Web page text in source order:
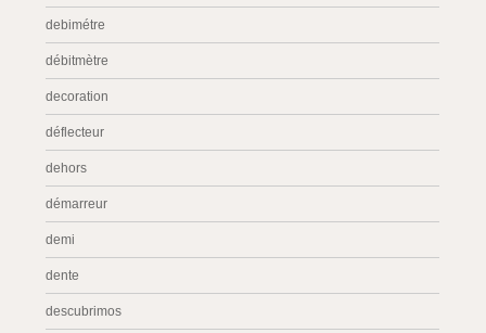
debimétre
débitmètre
decoration
déflecteur
dehors
démarreur
demi
dente
descubrimos